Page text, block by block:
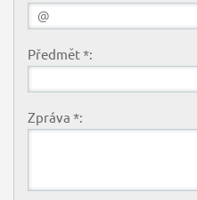
Předmět *:
Zpráva *: